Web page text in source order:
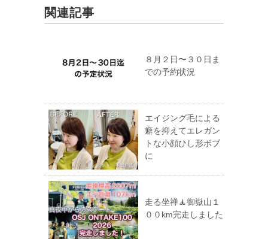
関連記事
８月２日〜３０日ま
での予約状況
エイジング毛による
癖を抑えてエレガン
トな小顔ひし形ボブ
に
走る坐禅🧘御嶽山１
００km完走しました